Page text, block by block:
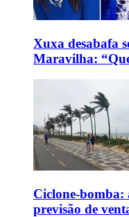
Xuxa desabafa
Maravilha:
Ciclone-bomba:
previsão de